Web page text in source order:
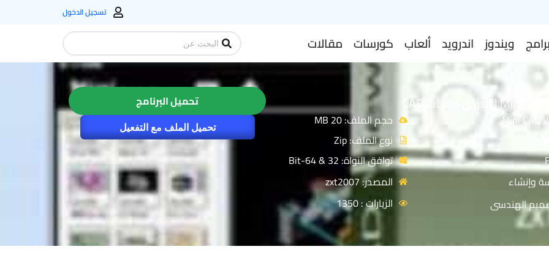
تسجيل الدخول
برامج ويندوز اندرويد ألعاب كورسات مقالات
Search
...
وإنشاء
الهندسى
حجم الملف: 20 MB
نوع الملف: Zip
توافق النواة: 32 & 64-Bit
المصدر: zxt2007
الزيارات : 1350
تحميل البرنامج
تحميل الملف مع التفعيل